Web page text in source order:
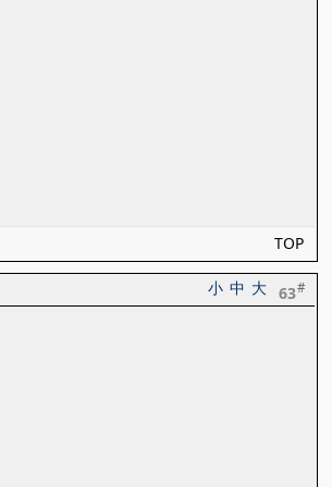
TOP
63#
大
中
小